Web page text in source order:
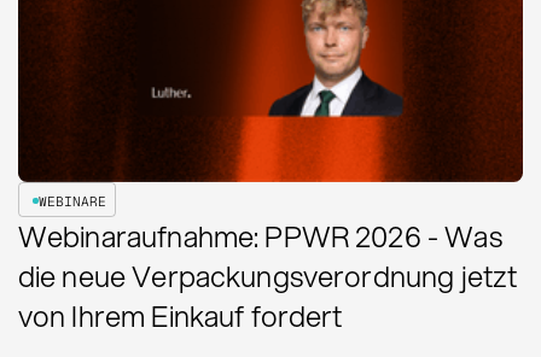
WEBINARE
Webinaraufnahme: PPWR 2026 - Was
die neue Verpackungsverordnung jetzt
von Ihrem Einkauf fordert